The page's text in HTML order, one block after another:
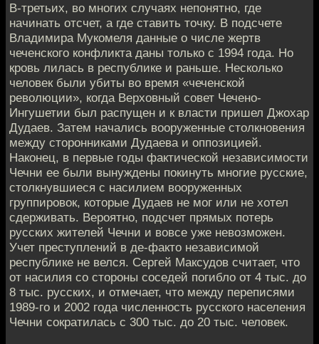
В-третьих, во многих случаях непонятно, где
начинать отсчет, а где ставить точку. В подсчете
Владимира Мукомеля данные о числе жертв
чеченского конфликта даны только с 1994 года. Но
кровь лилась в республике и раньше. Несколько
человек были убиты во время «чеченской
революции», когда Верховный совет Чечено-
Ингушетии был распущен и к власти пришел Джохар
Дудаев. Затем начались вооруженные столкновения
между сторонниками Дудаева и оппозицией.
Наконец, в первые годы фактической независимости
Чечни ее были вынуждены покинуть многие русские,
столкнувшиеся с насилием вооруженных
группировок, которые Дудаев не мог или не хотел
сдерживать. Вероятно, подсчет прямых потерь
русских жителей Чечни и вовсе уже невозможен.
Учет преступлений в де-факто независимой
республике не велся. Сергей Максудов считает, что
от насилия со стороны соседей погибло от 4 тыс. до
8 тыс. русских, и отмечает, что между переписями
1989-го и 2002 года численность русского населения
Чечни сократилась с 300 тыс. до 20 тыс. человек.